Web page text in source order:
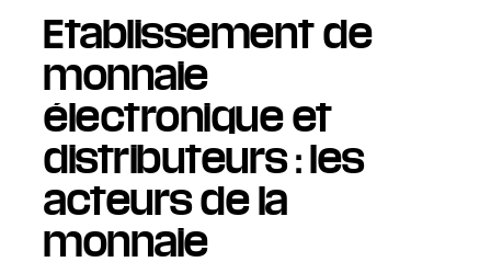
Etablissement de
monnaie
électronique et
distributeurs : les
acteurs de la
monnaie